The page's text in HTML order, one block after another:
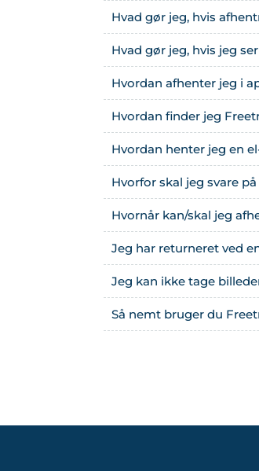
Hvad gør jeg, hvis
Hvad gør jeg, hvis jeg
Hvordan afhenter jeg i
Hvordan finder jeg
Hvordan henter jeg en
Hvorfor skal jeg svare
Hvornår kan/skal jeg
Jeg har returneret ved
Jeg kan ikke tage
Så nemt bruger du